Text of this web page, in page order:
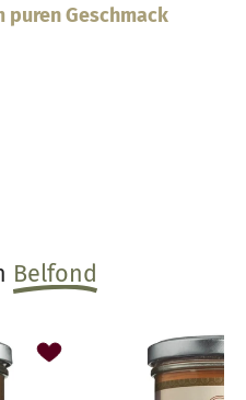
puren Geschmack
Belfond